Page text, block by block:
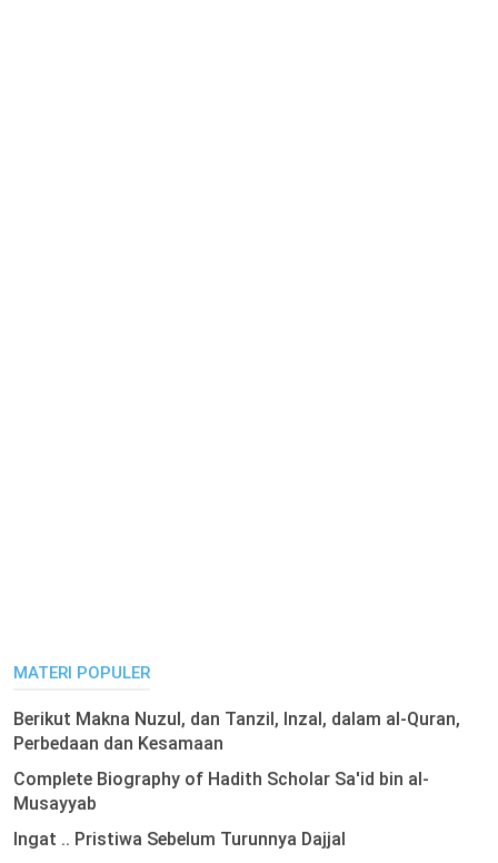
MATERI POPULER
Berikut Makna Nuzul, dan Tanzil, Inzal, dalam al-Quran,
Perbedaan dan Kesamaan
Complete Biography of Hadith Scholar Sa'id bin al-
Musayyab
Ingat .. Pristiwa Sebelum Turunnya Dajjal